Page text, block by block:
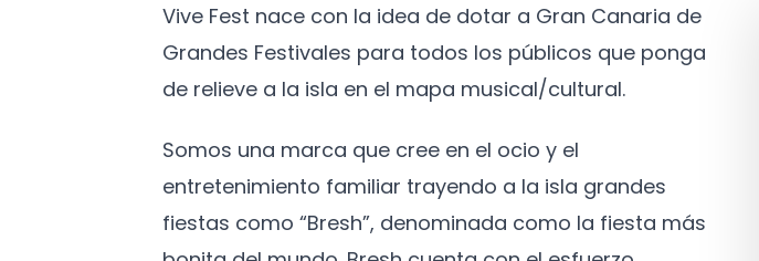
Vive Fest nace con la idea de dotar a Gran Canaria de
Grandes Festivales para todos los públicos que ponga
de relieve a la isla en el mapa musical/cultural.
Somos una marca que cree en el ocio y el
entretenimiento familiar trayendo a la isla grandes
fiestas como “Bresh”, denominada como la fiesta más